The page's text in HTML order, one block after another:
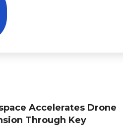
Accelerates Drone
Through Key